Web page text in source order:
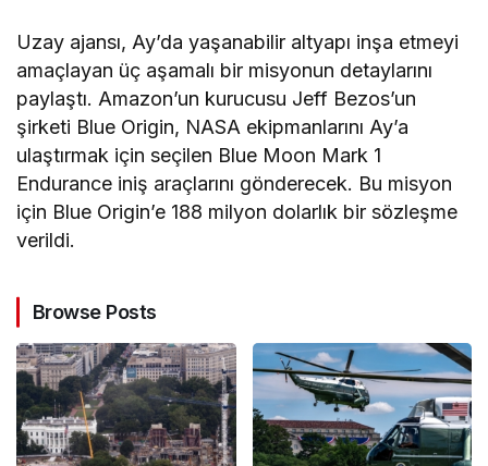
Uzay ajansı, Ay’da yaşanabilir altyapı inşa etmeyi
amaçlayan üç aşamalı bir misyonun detaylarını
paylaştı. Amazon’un kurucusu Jeff Bezos’un
şirketi Blue Origin, NASA ekipmanlarını Ay’a
ulaştırmak için seçilen Blue Moon Mark 1
Endurance iniş araçlarını gönderecek. Bu misyon
için Blue Origin’e 188 milyon dolarlık bir sözleşme
verildi.
Browse Posts